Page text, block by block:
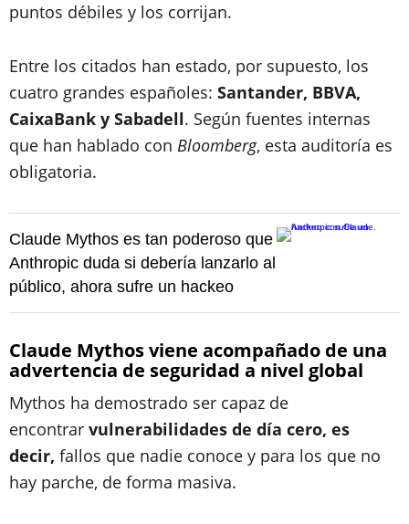
puntos débiles y los corrijan.
Entre los citados han estado, por supuesto, los
cuatro grandes españoles: Santander, BBVA,
CaixaBank y Sabadell. Según fuentes internas
que han hablado con Bloomberg, esta auditoría es
obligatoria.
Claude Mythos es tan poderoso que
Anthropic duda si debería lanzarlo al
público, ahora sufre un hackeo
Claude Mythos viene acompañado de una
advertencia de seguridad a nivel global
Mythos ha demostrado ser capaz de
encontrar vulnerabilidades de día cero, es
decir, fallos que nadie conoce y para los que no
hay parche, de forma masiva.